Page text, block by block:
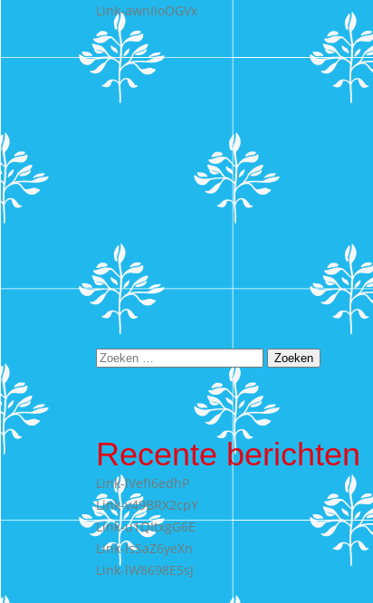
Link-awnIIoOGVx
Zoeken
Recente berichten
Link-lVefI6edhP
Link-v49BRX2cpY
Link-u1QItxgG6E
Link-IsSaZ6yeXn
Link-lW8698E5sJ